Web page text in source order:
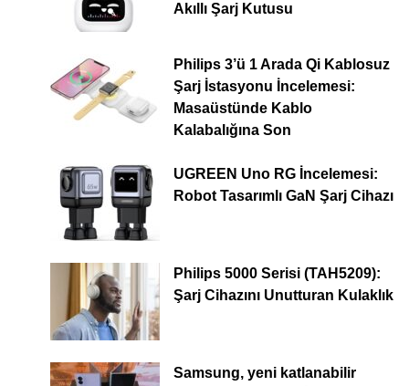
Akıllı Şarj Kutusu
Philips 3’ü 1 Arada Qi Kablosuz
Şarj İstasyonu İncelemesi:
Masaüstünde Kablo
Kalabalığına Son
UGREEN Uno RG İncelemesi:
Robot Tasarımlı GaN Şarj Cihazı
Philips 5000 Serisi (TAH5209):
Şarj Cihazını Unutturan Kulaklık
Samsung, yeni katlanabilir